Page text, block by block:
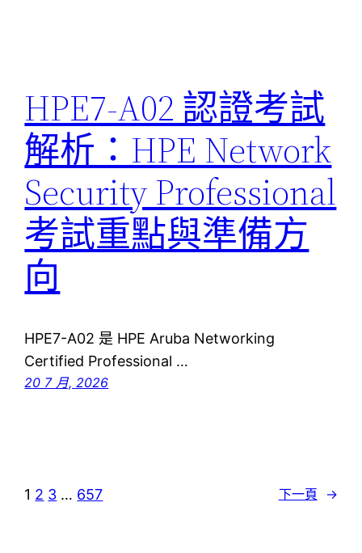
HPE7-A02 認證考試
解析：HPE Network
Security Professional
考試重點與準備方
向
HPE7-A02 是 HPE Aruba Networking
Certified Professional …
20 7 月, 2026
1 2 3 … 657 下一頁 →